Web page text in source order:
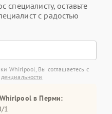
специалисту, оставьте
с радостью
Whirlpool, Вы соглашаетесь с
Whirlpool в Перми:
1